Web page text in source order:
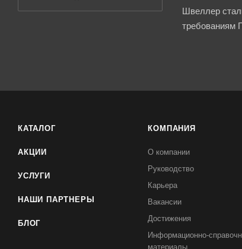
Швеллер
требованиям
КАТАЛОГ
АКЦИИ
УСЛУГИ
НАШИ ПАРТНЕРЫ
БЛОГ
КОМПАНИЯ
О компании
Руководство
Карьера
Вакансии
Достижения
Информационно-
материалы